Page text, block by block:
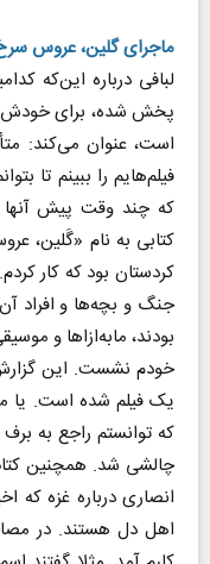
ماجرای گلین، عروس
لبافی درباره این‌که
پخش شده، برای خودش
است، عنوان می‌کند:
فیلم‌هایم را ببینم تا
که چند وقت پیش آنها
کتابی به نام «گَلین،
کردستان بود که کار
جنگ و بچه‌ها و افراد
بودند، ما‌به‌ازاها و
خودم نشست. این
یک فیلم شده است. یا
که توانستم راجع به
چالشی شد. همچنین
انصاری درباره غزه که
اهل دل هستند. در